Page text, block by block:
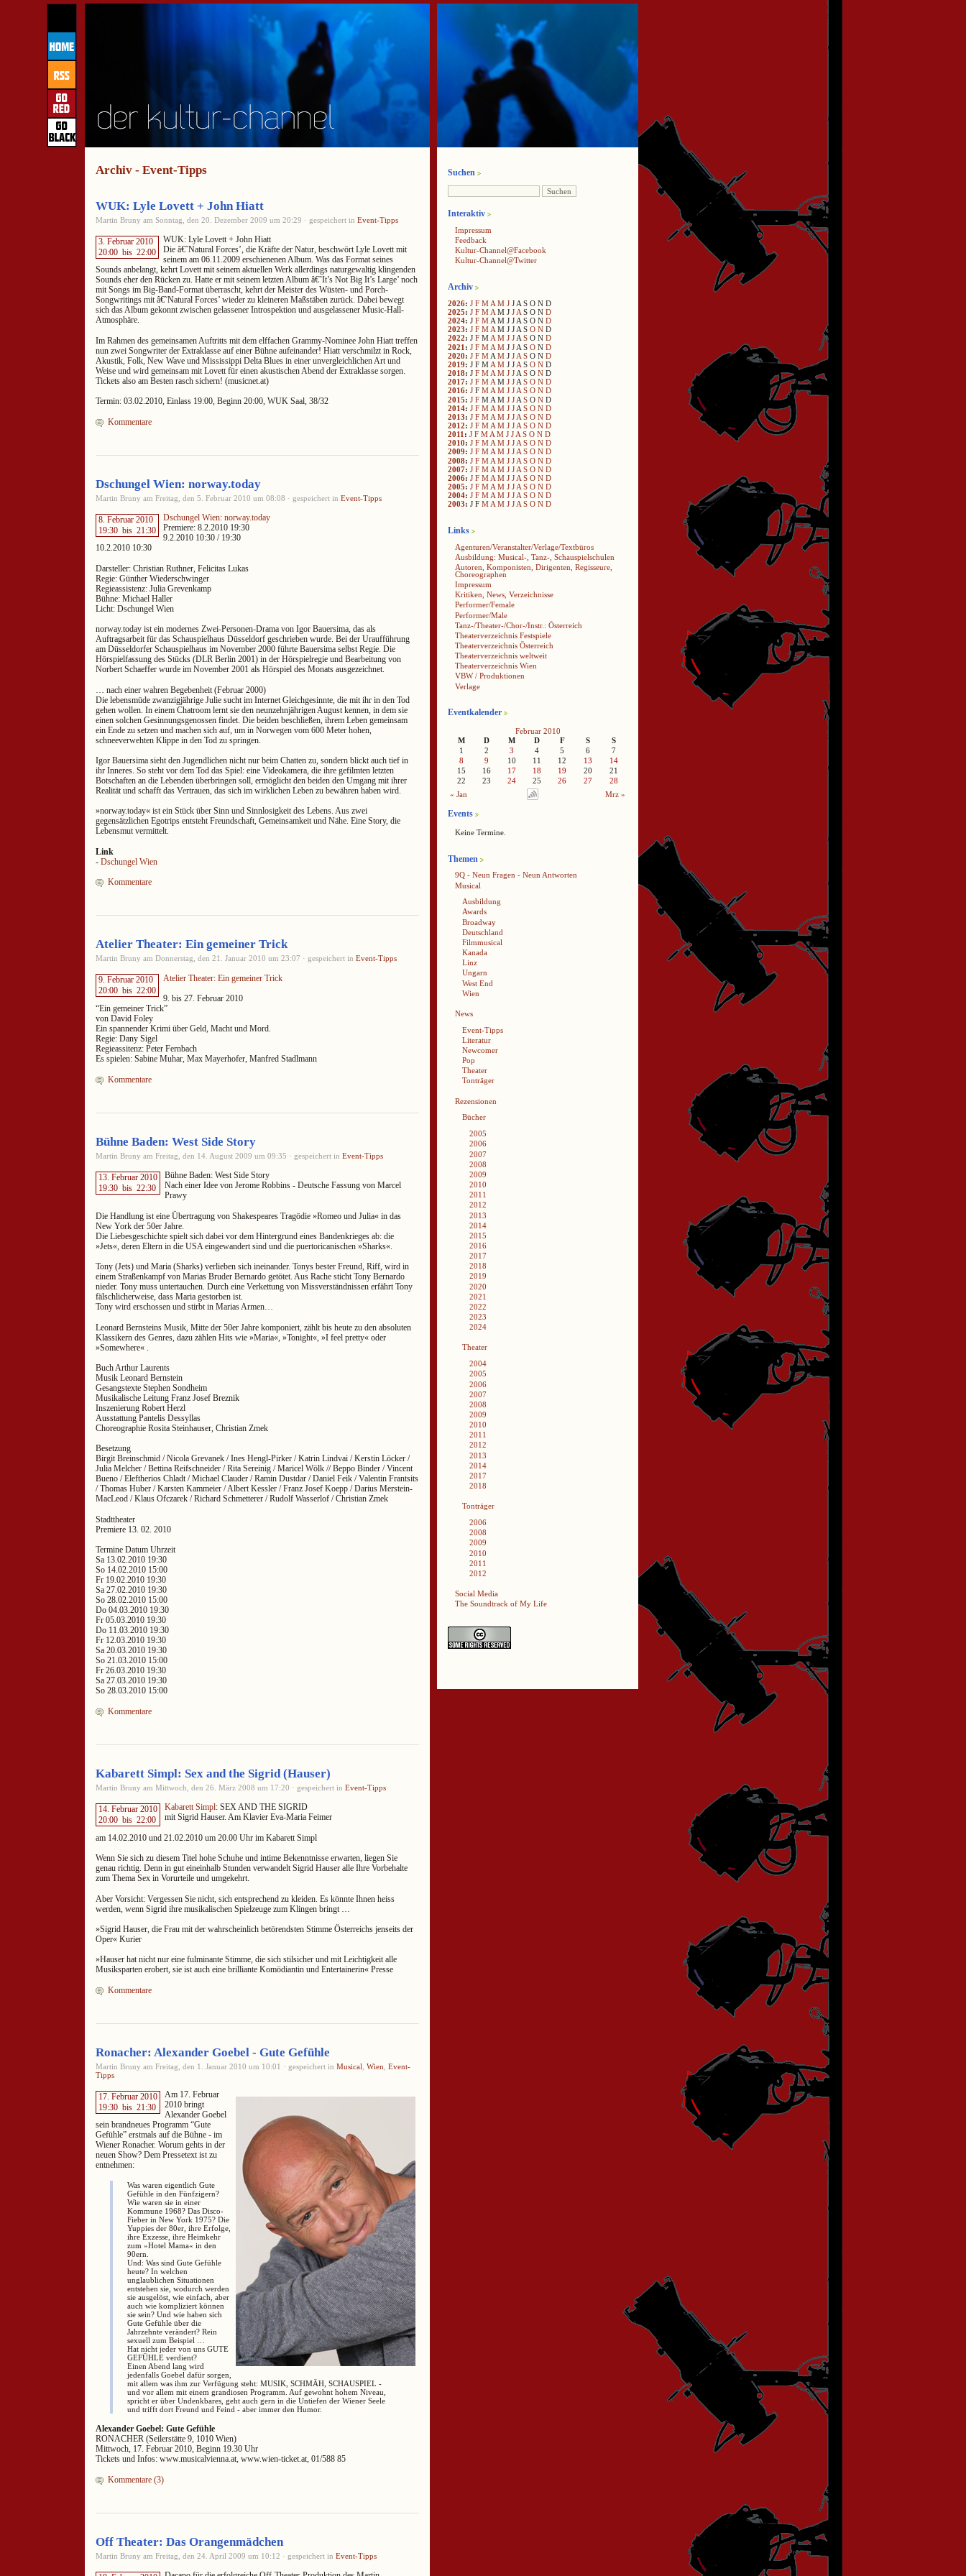
Archiv - Event-Tipps
WUK: Lyle Lovett + John Hiatt
Martin Bruny am Sonntag, den 20. Dezember 2009 um 20:29 · gespeichert in Event-Tipps
3. Februar 2010
20:00 bis 22:00
WUK: Lyle Lovett + John Hiatt
Die â€˜Natural Forces’, die Kräfte der Natur, beschwört Lyle Lovett mit
seinem am 06.11.2009 erschienenen Album. Was das Format seines
Sounds anbelangt, kehrt Lovett mit seinem aktuellen Werk allerdings naturgewaltig klingenden
Sounds eher den Rücken zu. Hatte er mit seinem letzten Album â€˜It’s Not Big It’s Large’ noch
mit Songs im Big-Band-Format überrascht, kehrt der Meister des Wüsten- und Porch-
Songwritings mit â€˜Natural Forces’ wieder zu kleineren Maßstäben zurück. Dabei bewegt
sich das Album gekonnt zwischen gelassener Introspektion und ausgelassener Music-Hall-
Atmosphäre.
Im Rahmen des gemeinsamen Auftritts mit dem elffachen Grammy-Nominee John Hiatt treffen
nun zwei Songwriter der Extraklasse auf einer Bühne aufeinander! Hiatt verschmilzt in Rock,
Akustik, Folk, New Wave und Mississippi Delta Blues in einer unvergleichlichen Art und
Weise und wird gemeinsam mit Lovett für einen akustischen Abend der Extraklasse sorgen.
Tickets also am Besten rasch sichern! (musicnet.at)
Termin: 03.02.2010, Einlass 19:00, Beginn 20:00, WUK Saal, 38/32
Kommentare
Dschungel Wien: norway.today
Martin Bruny am Freitag, den 5. Februar 2010 um 08:08 · gespeichert in Event-Tipps
8. Februar 2010
19:30 bis 21:30
Dschungel Wien: norway.today
Premiere: 8.2.2010 19:30
9.2.2010 10:30 / 19:30
10.2.2010 10:30
Darsteller: Christian Ruthner, Felicitas Lukas
Regie: Günther Wiederschwinger
Regieassistenz: Julia Grevenkamp
Bühne: Michael Haller
Licht: Dschungel Wien
norway.today ist ein modernes Zwei-Personen-Drama von Igor Bauersima, das als
Auftragsarbeit für das Schauspielhaus Düsseldorf geschrieben wurde. Bei der Uraufführung
am Düsseldorfer Schauspielhaus im November 2000 führte Bauersima selbst Regie. Die
Hörspielfassung des Stücks (DLR Berlin 2001) in der Hörspielregie und Bearbeitung von
Norbert Schaeffer wurde im November 2001 als Hörspiel des Monats ausgezeichnet.
… nach einer wahren Begebenheit (Februar 2000)
Die lebensmüde zwanzigjährige Julie sucht im Internet Gleichgesinnte, die mit ihr in den Tod
gehen wollen. In einem Chatroom lernt sie den neunzehnjährigen August kennen, in dem sie
einen solchen Gesinnungsgenossen findet. Die beiden beschließen, ihrem Leben gemeinsam
ein Ende zu setzen und machen sich auf, um in Norwegen vom 600 Meter hohen,
schneeverwehten Klippe in den Tod zu springen.
Igor Bauersima sieht den Jugendlichen nicht nur beim Chatten zu, sondern blickt auch tief in
ihr Inneres. So steht vor dem Tod das Spiel: eine Videokamera, die ihre gefilmten letzten
Botschaften an die Lebenden überbringen soll, ermöglicht den beiden den Umgang mit ihrer
Realität und schafft das Vertrauen, das sich im wirklichen Leben zu bewähren haben wird.
»norway.today« ist ein Stück über Sinn und Sinnlosigkeit des Lebens. Aus zwei
gegensätzlichen Egotrips entsteht Freundschaft, Gemeinsamkeit und Nähe. Eine Story, die
Lebensmut vermittelt.
Link
- Dschungel Wien
Kommentare
Atelier Theater: Ein gemeiner Trick
Martin Bruny am Donnerstag, den 21. Januar 2010 um 23:07 · gespeichert in Event-Tipps
9. Februar 2010
20:00 bis 22:00
Atelier Theater: Ein gemeiner Trick
9. bis 27. Februar 2010
“Ein gemeiner Trick”
von David Foley
Ein spannender Krimi über Geld, Macht und Mord.
Regie: Dany Sigel
Regieassitenz: Peter Fernbach
Es spielen: Sabine Muhar, Max Mayerhofer, Manfred Stadlmann
Kommentare
Bühne Baden: West Side Story
Martin Bruny am Freitag, den 14. August 2009 um 09:35 · gespeichert in Event-Tipps
13. Februar 2010
19:30 bis 22:30
Bühne Baden: West Side Story
Nach einer Idee von Jerome Robbins - Deutsche Fassung von Marcel
Prawy
Die Handlung ist eine Übertragung von Shakespeares Tragödie »Romeo und Julia« in das
New York der 50er Jahre.
Die Liebesgeschichte spielt sich dabei vor dem Hintergrund eines Bandenkrieges ab: die
»Jets«, deren Eltern in die USA eingewandert sind und die puertoricanischen »Sharks«.
Tony (Jets) und Maria (Sharks) verlieben sich ineinander. Tonys bester Freund, Riff, wird in
einem Straßenkampf von Marias Bruder Bernardo getötet. Aus Rache sticht Tony Bernardo
nieder. Tony muss untertauchen. Durch eine Verkettung von Missverständnissen erfährt Tony
fälschlicherweise, dass Maria gestorben ist.
Tony wird erschossen und stirbt in Marias Armen…
Leonard Bernsteins Musik, Mitte der 50er Jahre komponiert, zählt bis heute zu den absoluten
Klassikern des Genres, dazu zählen Hits wie »Maria«, »Tonight«, »I feel pretty« oder
»Somewhere« .
Buch Arthur Laurents
Musik Leonard Bernstein
Gesangstexte Stephen Sondheim
Musikalische Leitung Franz Josef Breznik
Inszenierung Robert Herzl
Ausstattung Pantelis Dessyllas
Choreographie Rosita Steinhauser, Christian Zmek
Besetzung
Birgit Breinschmid / Nicola Grevanek / Ines Hengl-Pirker / Katrin Lindvai / Kerstin Löcker /
Julia Melcher / Bettina Reifschneider / Rita Sereinig / Maricel Wölk // Beppo Binder / Vincent
Bueno / Eleftherios Chladt / Michael Clauder / Ramin Dustdar / Daniel Feik / Valentin Frantsits
/ Thomas Huber / Karsten Kammeier / Albert Kessler / Franz Josef Koepp / Darius Merstein-
MacLeod / Klaus Ofczarek / Richard Schmetterer / Rudolf Wasserlof / Christian Zmek
Stadttheater
Premiere 13. 02. 2010
Termine Datum Uhrzeit
Sa 13.02.2010 19:30
So 14.02.2010 15:00
Fr 19.02.2010 19:30
Sa 27.02.2010 19:30
So 28.02.2010 15:00
Do 04.03.2010 19:30
Fr 05.03.2010 19:30
Do 11.03.2010 19:30
Fr 12.03.2010 19:30
Sa 20.03.2010 19:30
So 21.03.2010 15:00
Fr 26.03.2010 19:30
Sa 27.03.2010 19:30
So 28.03.2010 15:00
Kommentare
Kabarett Simpl: Sex and the Sigrid (Hauser)
Martin Bruny am Mittwoch, den 26. März 2008 um 17:20 · gespeichert in Event-Tipps
14. Februar 2010
20:00 bis 22:00
Kabarett Simpl: SEX AND THE SIGRID
mit Sigrid Hauser. Am Klavier Eva-Maria Feimer
am 14.02.2010 und 21.02.2010 um 20.00 Uhr im Kabarett Simpl
Wenn Sie sich zu diesem Titel hohe Schuhe und intime Bekenntnisse erwarten, liegen Sie
genau richtig. Denn in gut eineinhalb Stunden verwandelt Sigrid Hauser alle Ihre Vorbehalte
zum Thema Sex in Vorurteile und umgekehrt.
Aber Vorsicht: Vergessen Sie nicht, sich entsprechend zu kleiden. Es könnte Ihnen heiss
werden, wenn Sigrid ihre musikalischen Spielzeuge zum Klingen bringt …
»Sigrid Hauser, die Frau mit der wahrscheinlich betörendsten Stimme Österreichs jenseits der
Oper« Kurier
»Hauser hat nicht nur eine fulminante Stimme, die sich stilsicher und mit Leichtigkeit alle
Musiksparten erobert, sie ist auch eine brilliante Komödiantin und Entertainerin« Presse
Kommentare
Ronacher: Alexander Goebel - Gute Gefühle
Martin Bruny am Freitag, den 1. Januar 2010 um 10:01 · gespeichert in Musical Wien Event-
Tipps
17. Februar 2010
19:30 bis 21:30
Am 17. Februar
2010 bringt
Alexander Goebel
sein brandneues Programm “Gute
Gefühle” erstmals auf die Bühne - im
Wiener Ronacher. Worum gehts in der
neuen Show? Dem Pressetext ist zu
entnehmen:
Was waren eigentlich Gute
Gefühle in den Fünfzigern?
Wie waren sie in einer
Kommune 1968? Das Disco-
Fieber in New York 1975? Die
Yuppies der 80er, ihre Erfolge,
ihre Exzesse, ihre Heimkehr
zum »Hotel Mama« in den
90ern.
Und: Was sind Gute Gefühle
heute? In welchen
unglaublichen Situationen
entstehen sie, wodurch werden
sie ausgelöst, wie einfach, aber
auch wie kompliziert können
sie sein? Und wie haben sich
Gute Gefühle über die
Jahrzehnte verändert? Rein
sexuell zum Beispiel …
Hat nicht jeder von uns GUTE
GEFÜHLE verdient?
Einen Abend lang wird
jedenfalls Goebel dafür sorgen,
mit allem was ihm zur Verfügung steht: MUSIK, SCHMÄH, SCHAUSPIEL -
und vor allem mit einem grandiosen Programm. Auf gewohnt hohem Niveau,
spricht er über Undenkbares, geht auch gern in die Untiefen der Wiener Seele
und trifft dort Freund und Feind - aber immer den Humor.
Alexander Goebel: Gute Gefühle
RONACHER (Seilerstätte 9, 1010 Wien)
Mittwoch, 17. Februar 2010, Beginn 19.30 Uhr
Tickets und Infos: www.musicalvienna.at, www.wien-ticket.at, 01/588 85
Kommentare (3)
Off Theater: Das Orangenmädchen
Martin Bruny am Freitag, den 24. April 2009 um 10:12 · gespeichert in Event-Tipps
Suchen
Interaktiv
Impressum
Feedback
Kultur-Channel@Facebook
Kultur-Channel@Twitter
Archiv
2026: J F M A M J J A S O N D
2025: J F M A M J J A S O N D
2024: J F M A M J J A S O N D
2023: J F M A M J J A S O N D
2022: J F MA M J JA S O N D
2021 : J F M A M J J A S O N D
2020: J F M A M J J A S O N D
2019: J F M A M J J A S O N D
2018: J F M A M J J A S O N D
2017: J F M A M J J A S O N D
2016: J F M A M J J A S O N D
2015: J F M A M J J A S O N D
2014: J F M A M J J A S O N D
2013: J F M A M J J A S O N D
2012: J F M A M J J A S O N D
2011 : J F M A M J J A S O N D
2010: J F M A M J J A S O N D
2009: J F MA M J JA S O N D
2008: J F M A M J J A S O N D
2007: J F M A M J J A S O N D
2006: J F M A M J J A S O N D
2005: J F M A M J J A S O N D
2004: J F M A M J J A S O N D
2003: J F M A M J J A S O N D
Links
Agenturen/Veranstalter/Verlage/Textbüros
Ausbildung: Musical-, Tanz-, Schauspielschulen
Autoren, Komponisten, Dirigenten, Regisseure,
Choreographen
Impressum
Kritiken, News, Verzeichnisse
Performer/Female
Performer/Male
Tanz-/Theater-/Chor-/Instr.: Österreich
Theaterverzeichnis Festspiele
Theaterverzeichnis Österreich
Theaterverzeichnis weltweit
Theaterverzeichnis Wien
VBW / Produktionen
Verlage
Eventkalender
Februar 2010
M
D M D F S
S
1
2 3 4 5 6
7
8
9 10 11 12 13
14
15
16 17 18 19 20
21
22
23 24 25 26 27
28
« Jan
Mrz »
Events
Keine Termine.
Themen
9Q - Neun Fragen - Neun Antworten
Musical
Ausbildung
Awards
Broadway
Deutschland
Filmmusical
Kanada
Linz
Ungarn
West End
Wien
News
Event-Tipps
Literatur
Newcomer
Pop
Theater
Tonträger
Rezensionen
Bücher
2005
2006
2007
2008
2009
2010
2011
2012
2013
2014
2015
2016
2017
2018
2019
2020
2021
2022
2023
2024
Theater
2004
2005
2006
2007
2008
2009
2010
2011
2012
2013
2014
2017
2018
Tonträger
2006
2008
2009
2010
2011
2012
Social Media
The Soundtrack of My Life